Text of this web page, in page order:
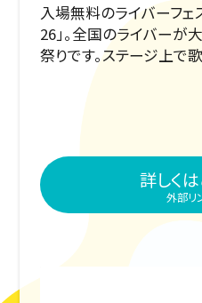
入場無料のライバーフェ
26」。全国のライバーが
祭りです。ステージ上で
さらにキッチンカーや
詳しく